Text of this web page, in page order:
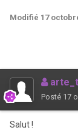
Modifié 17
Posté 17
Salut !